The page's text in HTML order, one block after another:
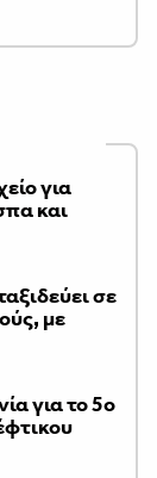
για
και
σε
με
για το 5ο